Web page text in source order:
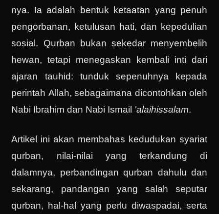
nya. Ia adalah bentuk ketaatan yang penuh
pengorbanan, ketulusan hati, dan kepedulian
sosial. Qurban bukan sekedar menyembelih
hewan, tetapi menegaskan kembali inti dari
ajaran tauhid: tunduk sepenuhnya kepada
perintah Allah, sebagaimana dicontohkan oleh
Nabi Ibrahim dan Nabi Ismail 'alaihissalam.
Artikel ini akan membahas kedudukan syariat
qurban, nilai-nilai yang terkandung di
dalamnya, perbandingan qurban dahulu dan
sekarang, pandangan yang salah seputar
qurban, hal-hal yang perlu diwaspadai, serta